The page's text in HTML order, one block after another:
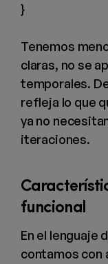
}
Tenemos
claras, no se
temporales.
refleja lo que
ya no
iteraciones.
funcional
En el lenguaje
contamos con